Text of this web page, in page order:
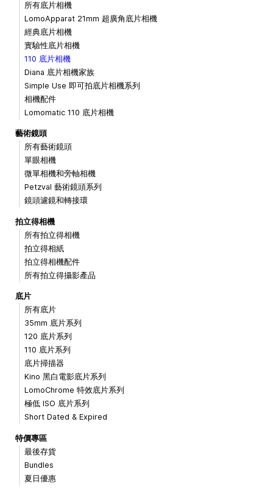
所有底片相機
LomoApparat 21mm 超廣角底片相機
經典底片相機
實驗性底片相機
110 底片相機
Diana 底片相機家族
Simple Use 即可拍底片相機系列
相機配件
Lomomatic 110 底片相機
藝術鏡頭
所有藝術鏡頭
單眼相機
微單相機和旁軸相機
Petzval 藝術鏡頭系列
鏡頭濾鏡和轉接環
拍立得相機
所有拍立得相機
拍立得相紙
拍立得相機配件
所有拍立得攝影產品
底片
所有底片
35mm 底片系列
120 底片系列
110 底片系列
底片掃描器
Kino 黑白電影底片系列
LomoChrome 特效底片系列
極低 ISO 底片系列
Short Dated & Expired
特價專區
最後存貨
Bundles
夏日優惠